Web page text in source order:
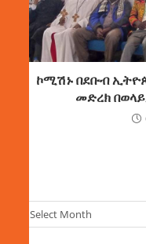
ኮሚሽኑ በደቡብ
መድረክ
Select Month